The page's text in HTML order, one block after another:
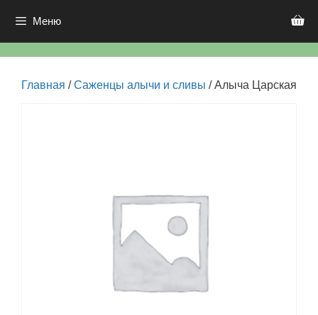
Меню
Главная /Саженцы алычи и сливы / Алыча Царская